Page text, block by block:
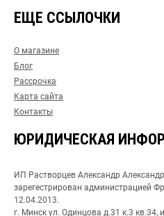
ЕЩЕ ССЫЛОЧКИ
О магазине
Блог
Рассрочка
Карта сайта
Контакты
ЮРИДИЧЕСКАЯ
ИП Растворцев Александр
зарегестрирован администрацией
12.04.2013.
г. Минск ул. Одинцова д.31 к.3 кв.34,